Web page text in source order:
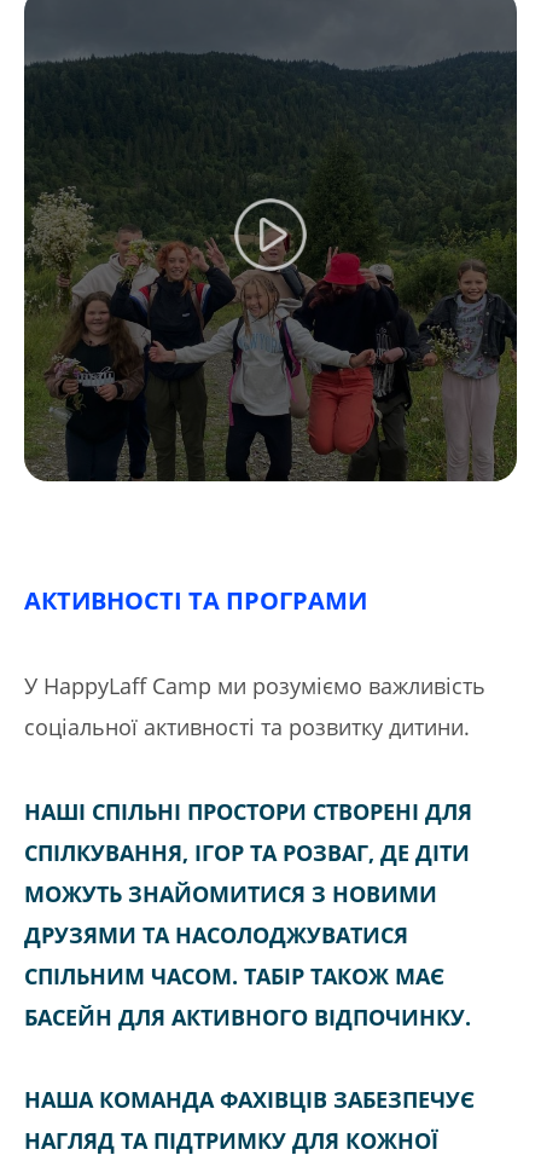
АКТИВНОСТІ ТА ПРОГРАМИ
У HappyLaff Camp ми розуміємо важливість
соціальної активності та розвитку дитини.
НАШІ СПІЛЬНІ ПРОСТОРИ СТВОРЕНІ ДЛЯ
СПІЛКУВАННЯ, ІГОР ТА РОЗВАГ, ДЕ ДІТИ
МОЖУТЬ ЗНАЙОМИТИСЯ З НОВИМИ
ДРУЗЯМИ ТА НАСОЛОДЖУВАТИСЯ
СПІЛЬНИМ ЧАСОМ. ТАБІР ТАКОЖ МАЄ
БАСЕЙН ДЛЯ АКТИВНОГО ВІДПОЧИНКУ.
НАША КОМАНДА ФАХІВЦІВ ЗАБЕЗПЕЧУЄ
НАГЛЯД ТА ПІДТРИМКУ ДЛЯ КОЖНОЇ